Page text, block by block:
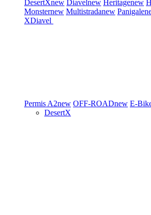
DesertXnew Diavelnew Heritagenew
Monsternew Multistradanew Panigale
XDiavel
Permis A2new OFF-ROADnew E-
DesertX